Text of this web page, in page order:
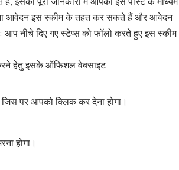
आवेदन इस स्कीम के तहत कर सकते हैं और आवेदन
नीचे दिए गए स्टेप्स को फॉलो करते हुए इस स्कीम
हेतु इसके ऑफिशल वेबसाइट
पर आपको क्लिक कर देना होगा।
होगा।